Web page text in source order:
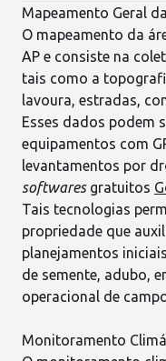
Mapeamento Geral
O mapeamento da
AP e consiste na
tais como a
lavoura, estradas,
Esses dados podem
equipamentos com
levantamentos por
softwaresgratuitos
Tais tecnologias
propriedade que
planejamentos
de semente, adubo,
operacional de
Monitoramento